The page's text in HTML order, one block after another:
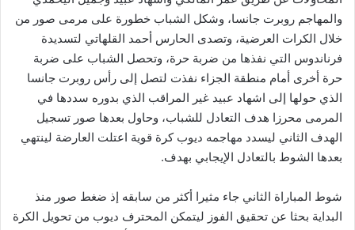
والمهاجم روبرت جانسا، وشكل الشباب خطورة على مرمى صور من
خلال الكرات العرضية، وتصدى الحارس أحمد القلهاتي لتسديدة
فرناندوس التي نفذها من ضربة حرة، وتحصل الشباب على ضربة
حرة أخرى أمام منطقة الجزاء نفذت لتصل إلى رأس روبرت جانسا
الذي حولها إلى اشهاد عبيد غير المراقب الذي بدوره سددها في
المرمى محرزا هدف التعادل للشباب، وحاول بعدها صور تسجيل
الهدف الثاني ليسدد مهاجمه ديوب كرة قوية اعتلت العارضة لينتهي
بعدها الشوط بالتعادل الإيجابي بهدف.
شوط المباراة الثاني جاء مثيرا أكثر من سابقه إذ ضغط صور منذ
البداية بحثا عن تحقيق الفوز ليتمكن المحترف ديوب من تحويل الكرة